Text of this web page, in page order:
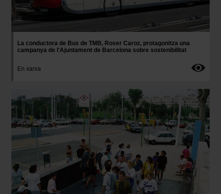
La conductora de Bus de TMB, Roser Caroz, protagonitza una
campanya de l'Ajuntament de Barcelona sobre sostenibilitat
En xarxa